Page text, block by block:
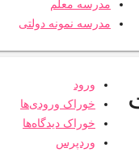
مدرسه معلم
مدرسه نمونه دولتی
ورود
خوراک ورودی‌ها
خوراک دیدگاه‌ها
وردپرس